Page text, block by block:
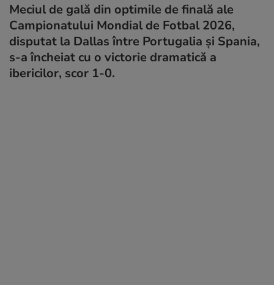
Meciul de gală din optimile de finală ale
Campionatului Mondial de Fotbal 2026,
disputat la Dallas între Portugalia și Spania,
s-a încheiat cu o victorie dramatică a
ibericilor, scor 1-0.